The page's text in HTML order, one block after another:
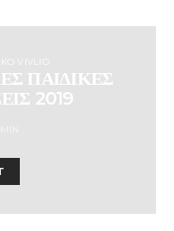
VIVLIO
ΠΑΙΔΙΚΕΣ
2019